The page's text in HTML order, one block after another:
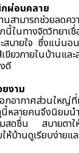
กผ่อนคลาย
สามารถช่วยลดคว
นทางจิตวิทยาเชื่
บายใจ ซึ่งแน่นอ
ขียวภายในบ้านแล
ดี
งาม
กอากาศส่วนใหญ่ที่
หลายคนจึงนิยมน
สดชื่น สบายตาใ
บ้านดูเรียบง่ายแ